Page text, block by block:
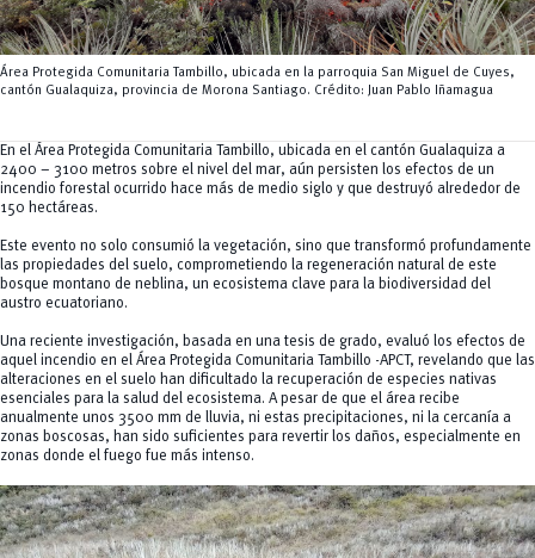
Área Protegida Comunitaria Tambillo, ubicada en la parroquia San Miguel de Cuyes,
cantón Gualaquiza, provincia de Morona Santiago. Crédito: Juan Pablo Iñamagua
En el Área Protegida Comunitaria Tambillo, ubicada en el cantón Gualaquiza a
2400 – 3100 metros sobre el nivel del mar, aún persisten los efectos de un
incendio forestal ocurrido hace más de medio siglo y que destruyó alrededor de
150 hectáreas.
Este evento no solo consumió la vegetación, sino que transformó profundamente
las propiedades del suelo, comprometiendo la regeneración natural de este
bosque montano de neblina, un ecosistema clave para la biodiversidad del
austro ecuatoriano.
Una reciente investigación, basada en una tesis de grado, evaluó los efectos de
aquel incendio en el Área Protegida Comunitaria Tambillo -APCT, revelando que las
alteraciones en el suelo han dificultado la recuperación de especies nativas
esenciales para la salud del ecosistema. A pesar de que el área recibe
anualmente unos 3500 mm de lluvia, ni estas precipitaciones, ni la cercanía a
zonas boscosas, han sido suficientes para revertir los daños, especialmente en
zonas donde el fuego fue más intenso.